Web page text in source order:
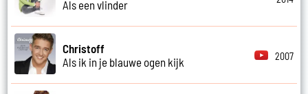
Als een vlinder
Christoff
Als ik in je blauwe ogen kijk
2007